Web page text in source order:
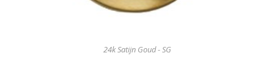
24k Satijn Goud - SG